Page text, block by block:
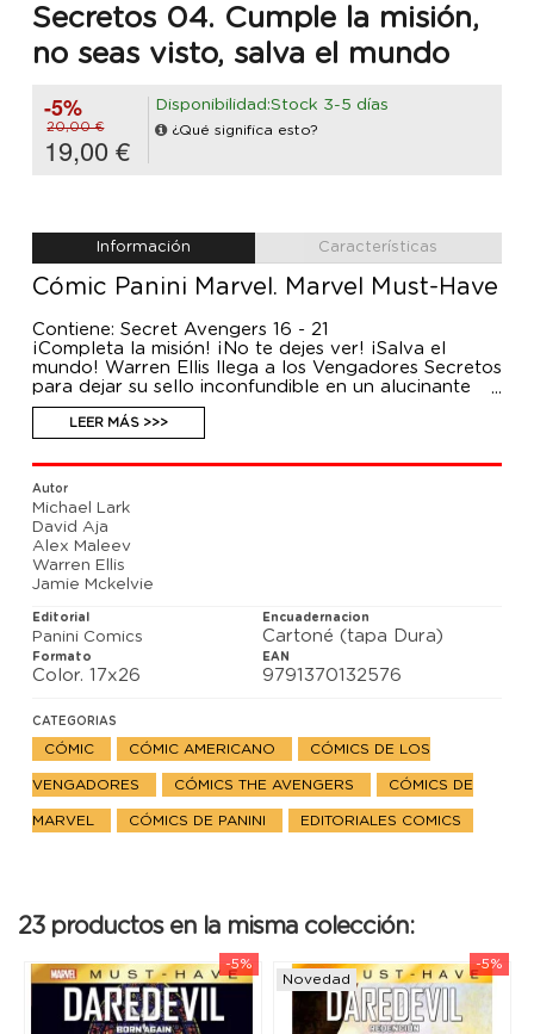
Secretos 04. Cumple la misión,
no seas visto, salva el mundo
-5%
20,00 €
19,00 €
Disponibilidad:Stock 3-5 días
¿Qué significa esto?
Información Características
Cómic Panini Marvel. Marvel Must-Have
Contiene: Secret Avengers 16 - 21
¡Completa la misión! ¡No te dejes ver! ¡Salva el
mundo! Warren Ellis llega a los Vengadores Secretos
para dejar su sello inconfundible en un alucinante
puñado de episodios como nunca has visto. Una
ciudad enterrada bajo territorio estadounidense. El
MI-13 ha descubierto que, en una remota región
yugoslava, está desapareciendo gente, pero los
ingleses se niegan a actuar. En Symkaria, el Consejo
de las sombras trata de conseguir algo viejo y
terrible, que podría amenazar a todo el planeta. La
Viuda Negra se convierte en la última esperanza del
resto de sus compañeros.
LEER MÁS >>>
Autor
Michael Lark
David Aja
Alex Maleev
Warren Ellis
Jamie Mckelvie
Editorial
Panini Comics
Encuadernacion
Cartoné (tapa Dura)
Formato
Color. 17x26
EAN
9791370132576
CATEGORIAS
CÓMIC CÓMIC AMERICANO CÓMICS DE LOS
VENGADORES CÓMICS THE AVENGERS CÓMICS DE
MARVEL CÓMICS DE PANINI EDITORIALES COMICS
23 productos en la misma colección:
-5%
-5%
Novedad